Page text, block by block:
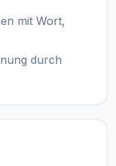
mit Wort,
durch